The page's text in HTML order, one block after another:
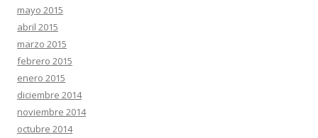
mayo 2015
abril 2015
marzo 2015
febrero 2015
enero 2015
diciembre 2014
noviembre 2014
octubre 2014